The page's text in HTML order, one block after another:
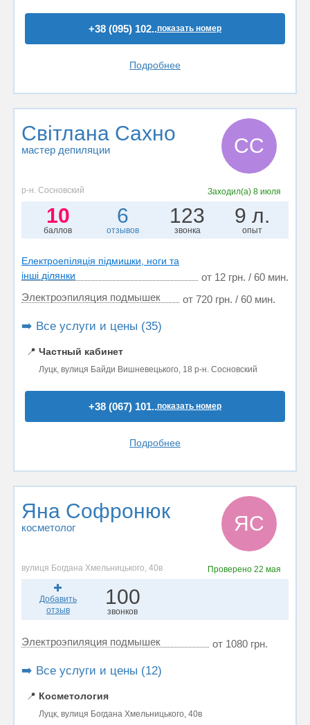
+38 (095) 102..показать номер
Подробнее
Світлана Сахно
мастер депиляции СС
р-н. Сосновский Заходил(а) 8 июля
10
баллов
6
отзывов
123
звонка
9 л.
опыт
Електроепіляція підмишки, ноги та
інші ділянки
от 12 грн. / 60 мин.
Электроэпиляция подмышек
от 720 грн. / 60 мин.
➡️ Все услуги и цены (35)
📍 Частный кабинет
Луцк, вулиця Байди Вишневецького, 18 р-н. Сосновский
+38 (067) 101..показать номер
Подробнее
Яна Софронюк
косметолог ЯС
вулиця Богдана Хмельницького, 40в Проверено 22 мая
Добавить
отзыв
100
звонков
Электроэпиляция подмышек от 1080 грн.
➡️ Все услуги и цены (12)
📍 Косметология
Луцк, вулиця Богдана Хмельницького, 40в